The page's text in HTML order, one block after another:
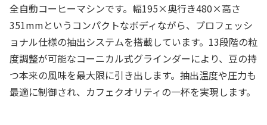
全自動コーヒーマシンです。幅195×奥行き480×高さ
351mmというコンパクトなボディながら、プロフェッシ
ョナル仕様の抽出システムを搭載しています。13段階の粒
度調整が可能なコーニカル式グラインダーにより、豆の持
つ本来の風味を最大限に引き出します。抽出温度や圧力も
最適に制御され、カフェクオリティの一杯を実現します。